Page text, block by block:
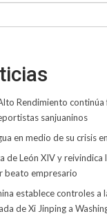
Rendimiento continúa
sanjuaninos
en medio de su crisis
de León XIV y reivindica
beato empresario
establece controles a
de Xi Jinping a